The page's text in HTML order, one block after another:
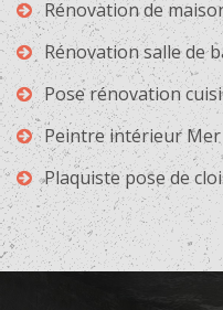
Rénovation de
Rénovation salle de
Pose rénovation
Peintre intérieur Mer
Plaquiste pose de